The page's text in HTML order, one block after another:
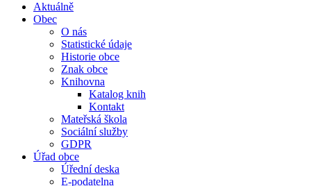
Aktuálně
Obec
O nás
Statistické údaje
Historie obce
Znak obce
Knihovna
Katalog knih
Kontakt
Mateřská škola
Sociální služby
GDPR
Úřad obce
Úřední deska
E-podatelna